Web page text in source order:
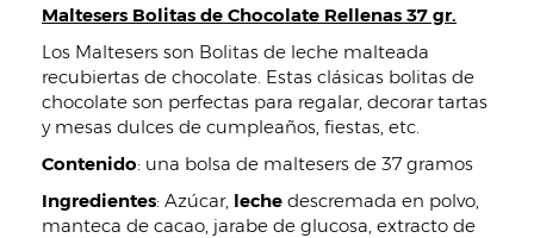
Maltesers Bolitas de Chocolate Rellenas 37 gr.
Los Maltesers son Bolitas de leche malteada
recubiertas de chocolate. Estas clásicas bolitas de
chocolate son perfectas para regalar, decorar tartas
y mesas dulces de cumpleaños, fiestas, etc.
Contenido: una bolsa de maltesers de 37 gramos
Ingredientes: Azúcar, leche descremada en polvo,
manteca de cacao, jarabe de glucosa, extracto de